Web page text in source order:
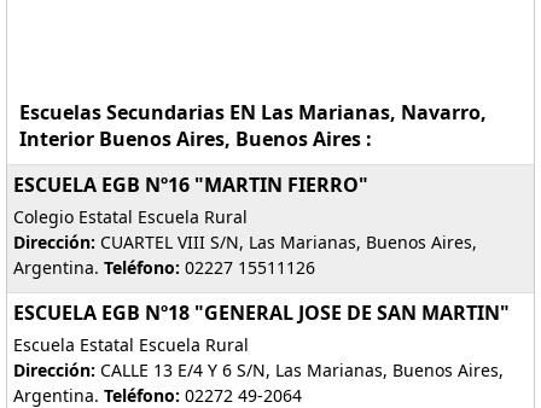
Escuelas Secundarias EN Las Marianas, Navarro,
Interior Buenos Aires, Buenos Aires :
ESCUELA EGB Nº16 "MARTIN FIERRO"
Colegio Estatal Escuela Rural
Dirección: CUARTEL VIII S/N, Las Marianas, Buenos Aires,
Argentina. Teléfono: 02227 15511126
ESCUELA EGB Nº18 "GENERAL JOSE DE SAN MARTIN"
Escuela Estatal Escuela Rural
Dirección: CALLE 13 E/4 Y 6 S/N, Las Marianas, Buenos Aires,
Argentina. Teléfono: 02272 49-2064